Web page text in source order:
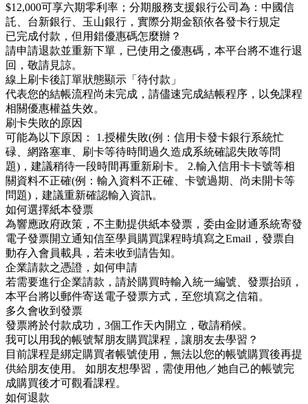
$12,000可享六期零利率；分期服務支援銀行公司為：中國信
託、台新銀行、玉山銀行，實際分期金額依各發卡行規定
已完成付款，但用錯優惠碼怎麼辦？
請申請退款並重新下單，已使用之優惠碼，本平台將不進行退
回，敬請見諒。
線上刷卡後訂單狀態顯示「待付款」
代表您的結帳流程尚未完成，請儘速完成結帳程序，以免課程
相關優惠權益失效。
刷卡失敗的原因
可能為以下原因： 1.授權失敗(例：信用卡發卡銀行系統忙
碌、網路塞車、刷卡等待時間過久造成系統確認失敗等問
題)，建議稍待一段時間再重新刷卡。 2.輸入信用卡卡號等相
關資料不正確(例：輸入資料不正確、卡號過期、尚未開卡等
問題)，建議重新確認輸入資訊。
如何選擇紙本發票
為響應政府政策，不主動提供紙本發票，委由金財通系統寄發
電子發票開立通知信至學員購買課程時填寫之Email，發票自
動存入會員載具，若未收到請告知。
企業請款之憑證，如何申請
若需要進行企業請款，請於購買時輸入統一編號、發票抬頭，
本平台將以郵件寄送電子發票方式，至您填寫之信箱。
多久會收到發票
發票將於付款成功，3個工作天內開立，敬請稍候。
我可以用我的帳號幫朋友購買課程，讓朋友去學習？
目前課程是綁定購買者帳號使用，無法以您的帳號購買後再提
供給朋友使用。 如朋友想學習，需使用他／她自己的帳號完
成購買後才可觀看課程。
如何退款